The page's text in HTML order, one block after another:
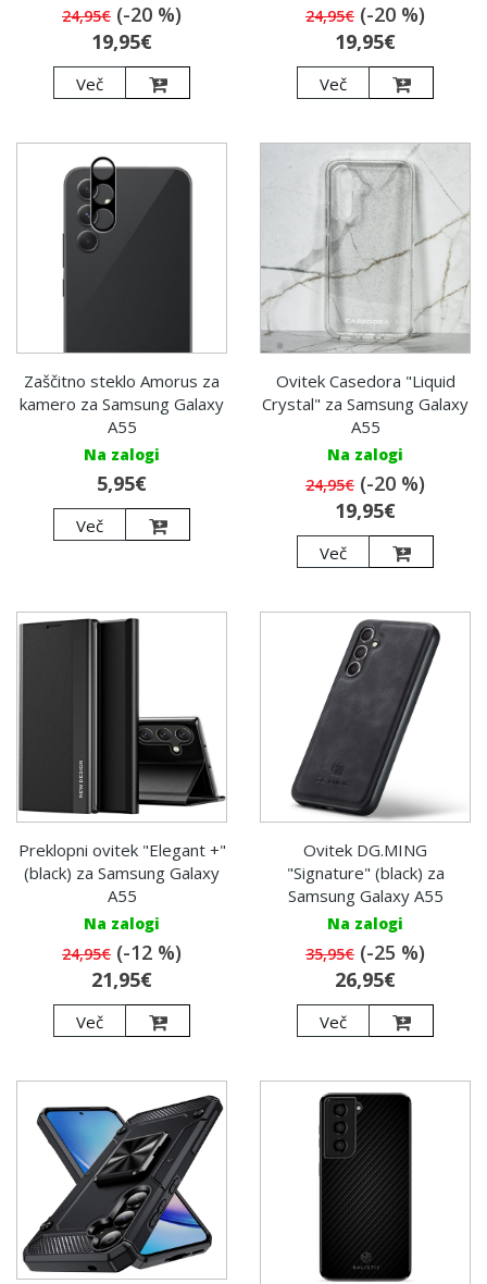
24,95€ (-20 %)
19,95€
Več
24,95€ (-20 %)
19,95€
Več
Zaščitno steklo Amorus za
kamero za Samsung Galaxy
A55
Na zalogi
5,95€
Več
Ovitek Casedora "Liquid
Crystal" za Samsung Galaxy
A55
Na zalogi
24,95€ (-20 %)
19,95€
Več
Preklopni ovitek "Elegant +"
(black) za Samsung Galaxy
A55
Na zalogi
24,95€ (-12 %)
21,95€
Več
Ovitek DG.MING
"Signature" (black) za
Samsung Galaxy A55
Na zalogi
35,95€ (-25 %)
26,95€
Več